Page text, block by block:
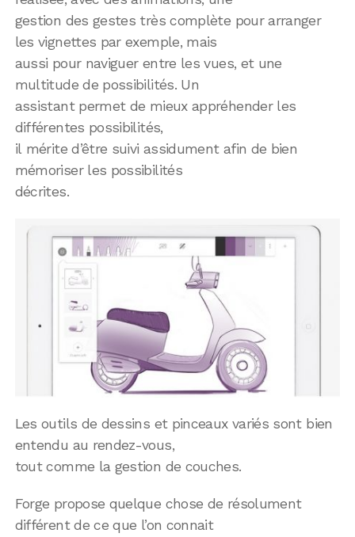
gestion des gestes très complète pour arranger
les vignettes par exemple, mais
aussi pour naviguer entre les vues, et une
multitude de possibilités. Un
assistant permet de mieux appréhender les
différentes possibilités,
il mérite d’être suivi assidument afin de bien
mémoriser les possibilités
décrites.
Les outils de dessins et pinceaux variés sont bien
entendu au rendez-vous,
tout comme la gestion de couches.
Forge propose quelque chose de résolument
différent de ce que l’on connait